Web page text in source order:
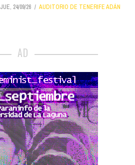
JUE, 24/09/26
AUDITORIO DE TENERIFE ADÁN
AD